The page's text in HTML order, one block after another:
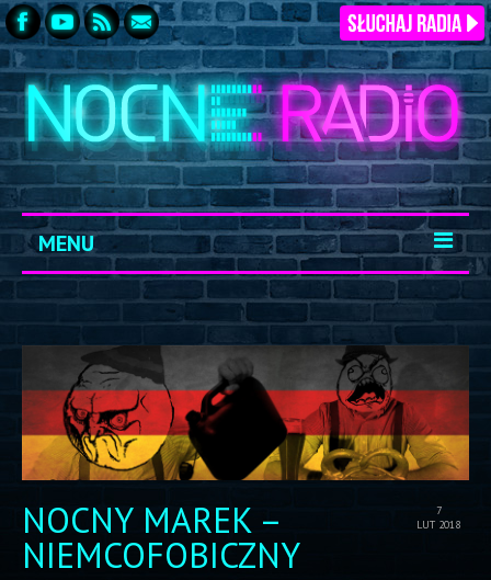
MENU
START
ARCHIWUM
KONTAKT
LOGOWANIE
7
LUT 2018
NOCNY MAREK –
NIEMCOFOBICZNY